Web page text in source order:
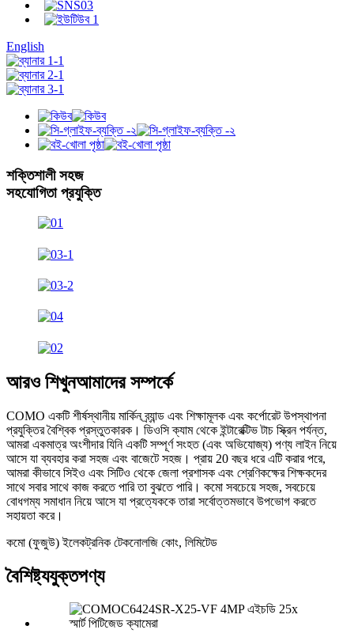
English
শক্তিশালী সহজ
সহযোগিতা প্রযুক্তি
আরও শিখুনআমাদের সম্পর্কে
COMO একটি শীর্ষস্থানীয় মার্কিন ব্র্যান্ড এবং শিক্ষামূলক এবং কর্পোরেট উপস্থাপনা
প্রযুক্তির বৈশ্বিক প্রস্তুতকারক। ডিওসি ক্যাম থেকে ইন্টারেক্টিভ টাচ স্ক্রিন পর্যন্ত,
আমরা একমাত্র অংশীদার যিনি একটি সম্পূর্ণ সংহত (এবং অভিযোজ্য) পণ্য লাইন নিয়ে
আসে যা ব্যবহার করা সহজ এবং বাজেটে সহজ। প্রায় 20 বছর ধরে এটি করার পরে,
আমরা কীভাবে সিইও এবং সিটিও থেকে জেলা প্রশাসক এবং শ্রেণিকক্ষের শিক্ষকদের
সাথে সবার সাথে কাজ করতে পারি তা বুঝতে পারি। কমো সবচেয়ে সহজ, সবচেয়ে
বোধগম্য সমাধান নিয়ে আসে যা প্রত্যেককে তারা সর্বোত্তমভাবে উপভোগ করতে
সহায়তা করে।
কমো (ফুজুউ) ইলেকট্রনিক টেকনোলজি কোং, লিমিটেড
বৈশিষ্ট্যযুক্তপণ্য